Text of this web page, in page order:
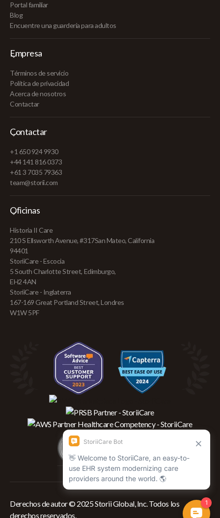
Portal familiar
Blog
Encuentre una guardería para adultos
Empresa
Términos de servicio
Política de privacidad
Acerca de nosotros
Contactar
Contactar
+1 650 924 9930
+44 141 816 0373
+61 3 7035 79363
team@storii.com
Oficinas
Historia II Care
210 S Ellsworth Avenue, #317San Mateo, California
94401
StoriiCare - Escocia
5 South Charlotte Street, Edimburgo,
EH2 4AN
StoriiCare - Inglaterra
167-169 Great Portland Street, Londres
W1W 5PF
Derechos de autor © 2025 Storii Global, Inc. Todos los
derechos reservados.